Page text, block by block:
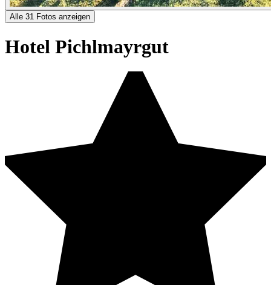
Alle 31 Fotos anzeigen
Hotel Pichlmayrgut